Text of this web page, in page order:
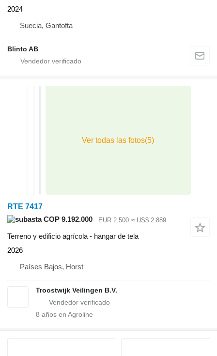
2024
Suecia, Gantofta
Blinto AB
RTE 7417
COP 9.192.000
EUR 2.500 ≈ US$ 2.889
Terreno y edificio agrícola - hangar de tela
2026
Países Bajos, Horst
Troostwijk Veilingen B.V.
8 años en Agroline